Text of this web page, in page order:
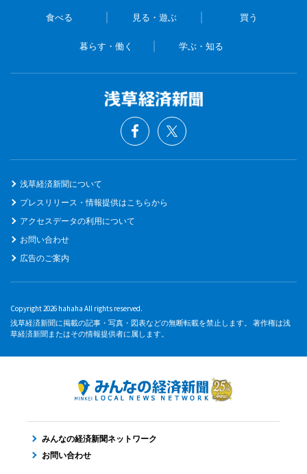
食べる 見る・遊ぶ 買う
暮らす・働く 学ぶ・知る
浅草経済新聞について
プレスリリース・情報提供はこちらから
アクセスデータの利用について
お問い合わせ
広告のご案内
Copyright 2026 hahaha All rights reserved.
浅草経済新聞に掲載の記事・写真・図表などの無断転載を禁止します。 著作権は浅
草経済新聞またはその情報提供者に属します。
みんなの経済新聞ネットワーク
お問い合わせ